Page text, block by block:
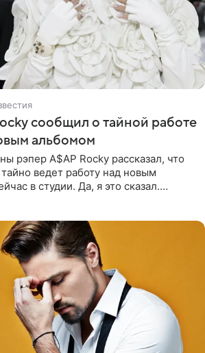
сообщил о тайной работе
альбомом
рэпер A$AP Rocky рассказал, что
ведет работу над новым
в студии. Да, я это сказал.